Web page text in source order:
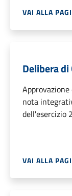
VAI ALLA
Delibera
nota
dell'esercizio
VAI ALLA